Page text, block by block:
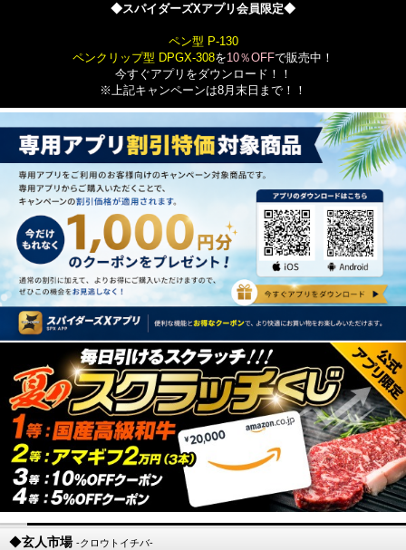
◆スパイダーズXアプリ会員限定◆
ペン型 P-130
ペンクリップ型 DPGX-308を10％OFFで販売中！
今すぐアプリをダウンロード！！
※上記キャンペーンは8月末日まで！！
◆玄人市場 -クロウトイチバ-